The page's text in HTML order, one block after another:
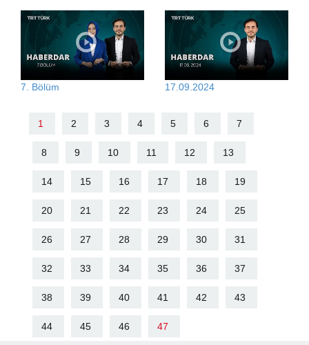
7. Bölüm 17.09.2024
1 2 3 4 5 6 7
8 9 10 11 12 13
14 15 16 17 18 19
20 21 22 23 24 25
26 27 28 29 30 31
32 33 34 35 36 37
38 39 40 41 42 43
44 45 46 47